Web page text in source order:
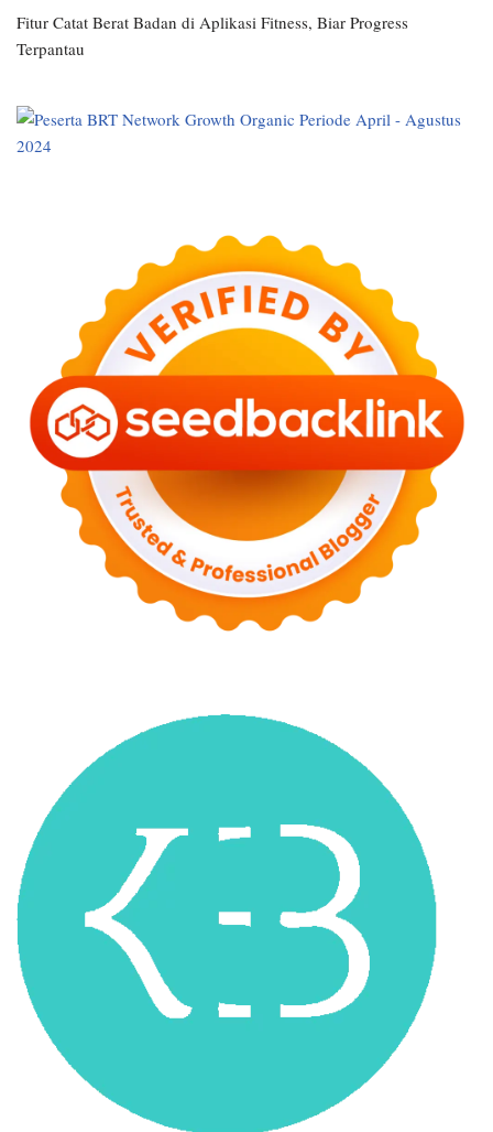
Fitur Catat Berat Badan di Aplikasi Fitness, Biar Progress
Terpantau